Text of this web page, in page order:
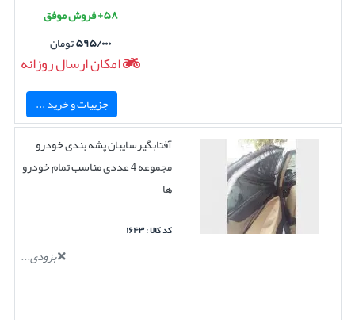
۵۸+ فروش موفق
۵۹۵/۰۰۰تومان
امکان ارسال روزانه
جزییات و خرید ...
آفتابگیرسایبان پشه بندی خودرو
مجموعه 4 عددی مناسب تمام خودرو
ها
کد کالا : ۱۶۴۳
بزودی...